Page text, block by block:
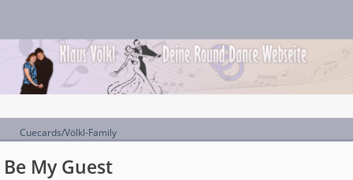
Cuecards/Völkl-Family
Be My Guest